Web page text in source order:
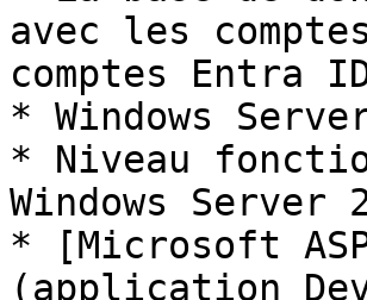
avec les
comptes Entra
* Windows
* Niveau
Windows
* [Microsoft
(application